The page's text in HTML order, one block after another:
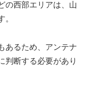
の西部エリアは、山
。
あるため、アンテナ
判断する必要があり